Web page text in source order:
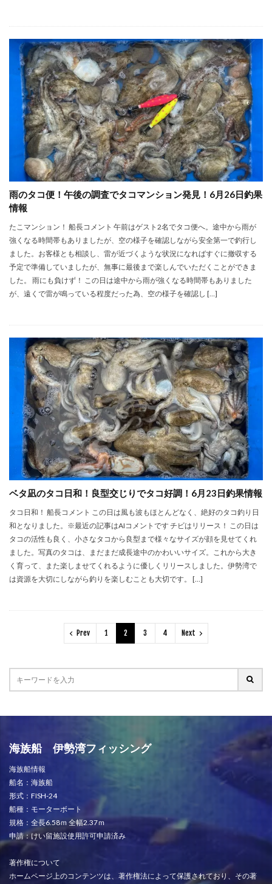
雨のタコ便！午後の調査でタコマンション発見！6月26日釣果
情報
たこマンション！ 船長コメント 午前はゲスト2名でタコ便へ。途中から雨が
強くなる時間帯もありましたが、空の様子を確認しながら安全第一で釣行し
ました。お客様とも相談し、雷が近づくような状況になればすぐに撤収する
予定で準備していましたが、無事に最後まで楽しんでいただくことができま
した。 雨にも負けず！ この日は途中から雨が強くなる時間帯もありました
が、遠くで雷が鳴っている程度だった為、空の様子を確認し […]
ベタ凪のタコ日和！良型交じりでタコ好調！6月23日釣果情報
タコ日和！ 船長コメント この日は風も波もほとんどなく、絶好のタコ釣り日
和となりました。※最近の記事はAIコメントです チビはリリース！ この日は
タコの活性も良く、小さなタコから良型まで様々なサイズが顔を見せてくれ
ました。写真のタコは、まだまだ成長途中のかわいいサイズ。これから大き
く育って、また楽しませてくれるように優しくリリースしました。伊勢湾で
は資源を大切にしながら釣りを楽しむことも大切です。 […]
Prev 1 2 3 4 Next
海族船 伊勢湾フィッシング
海族船情報
船名：海族船
形式：FISH-24
船種：モーターボート
規格：全長6.58ｍ 全幅2.37ｍ
申請：けい留施設使用許可申請済み
著作権について
ホームページ上のコンテンツは、著作権法によって保護されており、その著